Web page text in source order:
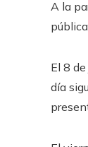
A la
El 8
día